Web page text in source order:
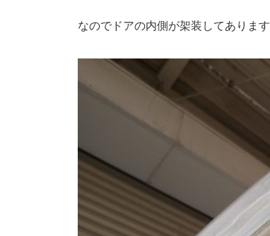
なのでドアの内側が架装してあります